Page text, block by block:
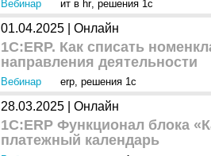
Вебинар ит в hr, решения 1с
01.04.2025 | Онлайн
1С:ERP. Как списать
направления деятельности
Вебинар erp, решения 1с
28.03.2025 | Онлайн
1С:ERP Функционал блока
платежный календарь